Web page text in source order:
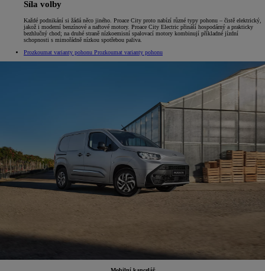
Síla volby
Každé podnikání si žádá něco jiného. Proace City proto nabízí různé typy pohonu – čistě elektrický,
jakož i moderní benzínové a naftové motory. Proace City Electric přináší hospodárný a prakticky
bezhlučný chod; na druhé straně nízkoemisní spalovací motory kombinují příkladné jízdní
schopnosti s mimořádně nízkou spotřebou paliva.
Prozkoumat varianty pohonu Prozkoumat varianty pohonu